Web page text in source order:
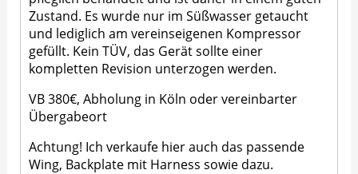
Zustand. Es wurde nur im Süßwasser getaucht
und lediglich am vereinseigenen Kompressor
gefüllt. Kein TÜV, das Gerät sollte einer
kompletten Revision unterzogen werden.
VB 380€, Abholung in Köln oder vereinbarter
Übergabeort
Achtung! Ich verkaufe hier auch das passende
Wing, Backplate mit Harness sowie dazu.